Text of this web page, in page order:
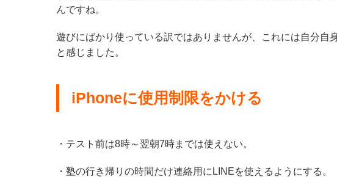
んですね。
遊びにばかり使っている訳ではありませんが、これには自分自
と感じました。
iPhoneに使用制限をかける
・テスト前は8時～翌朝7時までは使えない。
・塾の行き帰りの時間だけ連絡用にLINEを使えるようにする。